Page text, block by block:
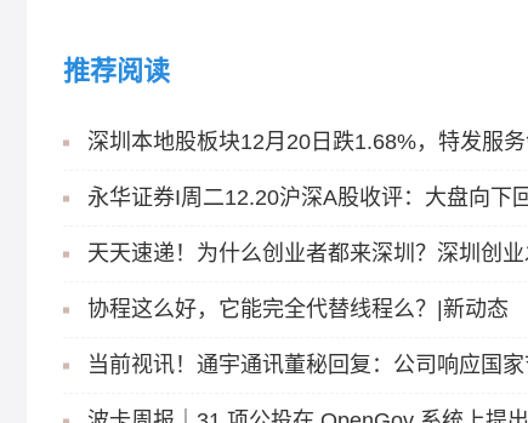
推荐阅读
永华证券I周二12.20沪深A股收评：大盘向下
天天速递！为什么创业者都来深圳？深圳创
协程这么好，它能完全代替线程么？|新动态